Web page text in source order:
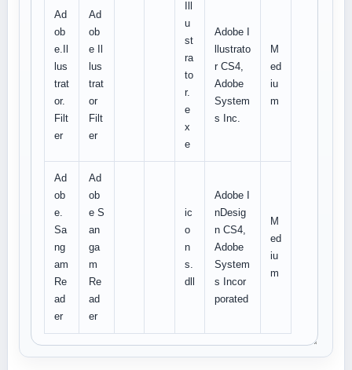
Ad
ob
e.Il
lus
trat
or.
Filt
er
Ad
ob
e Il
lus
trat
or
Filt
er
u
st
ra
to
r.
e
x
e
Adobe I
llustrato
r CS4,
Adobe
System
s Inc.
M
ed
iu
m
Ad
ob
e.
Sa
ng
am
Re
ad
er
Ad
ob
e S
an
ga
m
Re
ad
er
ic
o
n
s.
dll
Adobe I
nDesig
n CS4,
Adobe
System
s Incor
porated
M
ed
iu
m